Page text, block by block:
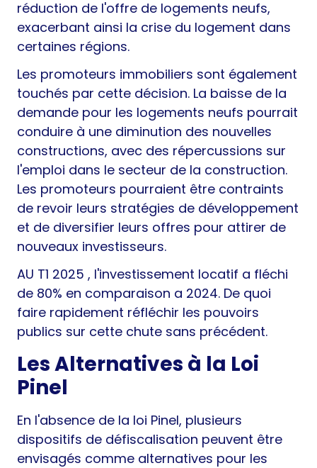
réduction de l'offre de logements neufs,
exacerbant ainsi la crise du logement dans
certaines régions.
Les promoteurs immobiliers sont également
touchés par cette décision. La baisse de la
demande pour les logements neufs pourrait
conduire à une diminution des nouvelles
constructions, avec des répercussions sur
l'emploi dans le secteur de la construction.
Les promoteurs pourraient être contraints
de revoir leurs stratégies de développement
et de diversifier leurs offres pour attirer de
nouveaux investisseurs.
AU T1 2025 , l'investissement locatif a fléchi
de 80% en comparaison a 2024. De quoi
faire rapidement réfléchir les pouvoirs
publics sur cette chute sans précédent.
Les Alternatives à la Loi
Pinel
En l'absence de la loi Pinel, plusieurs
dispositifs de défiscalisation peuvent être
envisagés comme alternatives pour les